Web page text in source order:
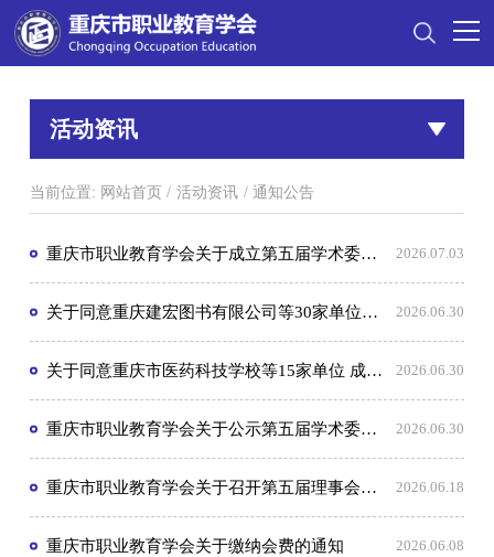
活动资讯
当前位置: 网站首页 / 活动资讯 / 通知公告
2026.07.03
重庆市职业教育学会关于成立第五届学术委员会的通知
2026.06.30
关于同意重庆建宏图书有限公司等30家单位退出重庆市职业教育学会的通知
2026.06.30
关于同意重庆市医药科技学校等15家单位 成为重庆市职业教育学会会员单位的通知
2026.06.30
重庆市职业教育学会关于公示第五届学术委员会成员名单的通知
2026.06.18
重庆市职业教育学会关于召开第五届理事会第二次会长办公会暨第一次常务理事会的通知
2026.06.08
重庆市职业教育学会关于缴纳会费的通知